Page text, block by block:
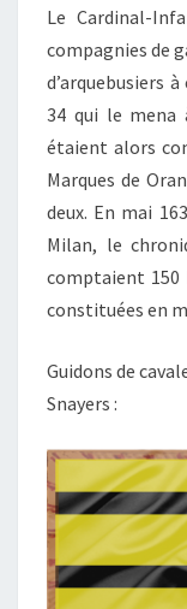
Le Cardinal-
compagnies de
d’arquebusiers
34 qui le mena
étaient alors
Marques de
deux. En mai
Milan, le
comptaient 150
constituées en
Guidons de
Snayers :